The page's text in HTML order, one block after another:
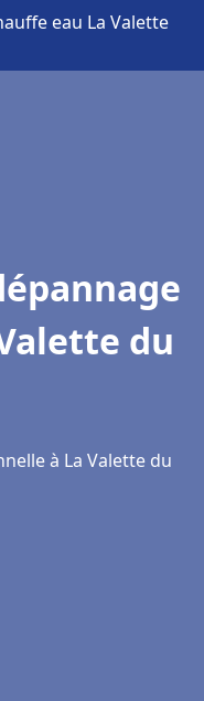
eau La Valette
du
à La Valette du